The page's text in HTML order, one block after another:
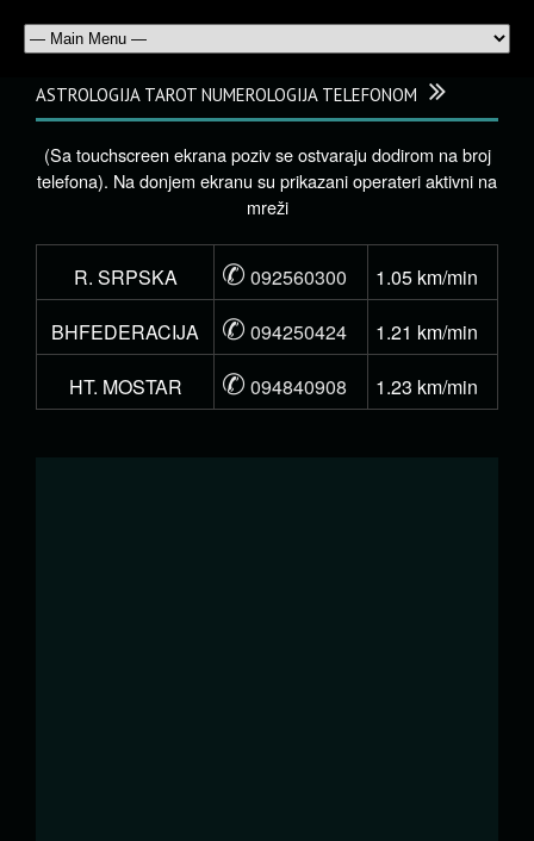
ASTROLOGIJA TAROT NUMEROLOGIJA TELEFONOM
(Sa touchscreen ekrana poziv se ostvaraju dodirom na broj
telefona). Na donjem ekranu su prikazani operateri aktivni na
mreži
R. SRPSKA ✆ 092560300
1.05 km/min
BHFEDERACIJA
✆ 094250424
1.21 km/min
HT. MOSTAR
✆ 094840908 1.23 km/min